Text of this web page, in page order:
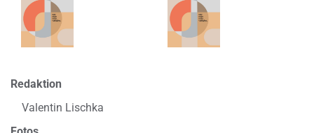
Redaktion
Valentin Lischka